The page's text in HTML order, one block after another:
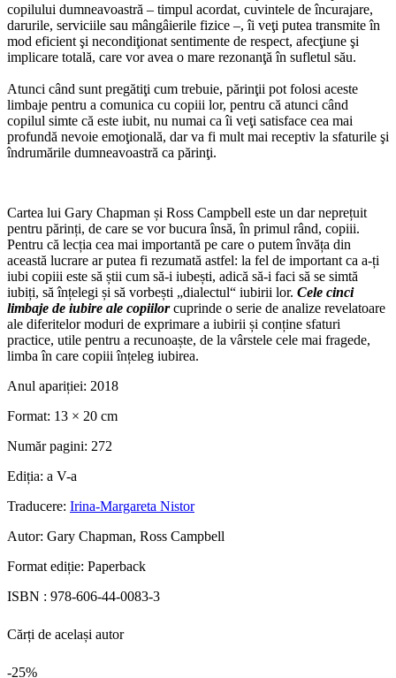
copilului dumneavoastră – timpul acordat, cuvintele de încurajare,
darurile, serviciile sau mângâierile fizice –, îi veţi putea transmite în
mod eficient şi necondiţionat sentimente de respect, afecţiune şi
implicare totală, care vor avea o mare rezonanţă în sufletul său.
Atunci când sunt pregătiţi cum trebuie, părinţii pot folosi aceste
limbaje pentru a comunica cu copiii lor, pentru că atunci când
copilul simte că este iubit, nu numai ca îi veţi satisface cea mai
profundă nevoie emoţională, dar va fi mult mai receptiv la sfaturile şi
îndrumările dumneavoastră ca părinţi.
Cartea lui Gary Chapman și Ross Campbell este un dar neprețuit
pentru părinți, de care se vor bucura însă, în primul rând, copiii.
Pentru că lecția cea mai importantă pe care o putem învăța din
această lucrare ar putea fi rezumată astfel: la fel de important ca a-ți
iubi copiii este să știi cum să-i iubești, adică să-i faci să se simtă
iubiți, să înțelegi și să vorbești „dialectul“ iubirii lor. Cele cinci
limbaje de iubire ale copiilorcuprinde o serie de analize revelatoare
ale diferitelor moduri de exprimare a iubirii și conține sfaturi
practice, utile pentru a recunoaște, de la vârstele cele mai fragede,
limba în care copiii înțeleg iubirea.
Anul apariției: 2018
Format: 13 × 20 cm
Număr pagini: 272
Ediția: a V-a
Traducere: Irina-Margareta Nistor
Autor: Gary Chapman, Ross Campbell
Format ediție: Paperback
ISBN : 978-606-44-0083-3
Cărți de același autor
-25%